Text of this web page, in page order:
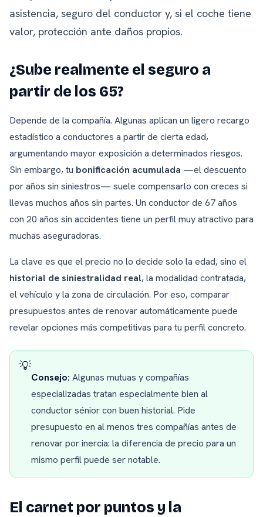
asistencia, seguro del conductor y, si el coche tiene
valor, protección ante daños propios.
¿Sube realmente el seguro a
partir de los 65?
Depende de la compañía. Algunas aplican un ligero recargo
estadístico a conductores a partir de cierta edad,
argumentando mayor exposición a determinados riesgos.
Sin embargo, tu bonificación acumulada —el descuento
por años sin siniestros— suele compensarlo con creces si
llevas muchos años sin partes. Un conductor de 67 años
con 20 años sin accidentes tiene un perfil muy atractivo para
muchas aseguradoras.
La clave es que el precio no lo decide solo la edad, sino el
historial de siniestralidad real, la modalidad contratada,
el vehículo y la zona de circulación. Por eso, comparar
presupuestos antes de renovar automáticamente puede
revelar opciones más competitivas para tu perfil concreto.
💡
Consejo: Algunas mutuas y compañías
especializadas tratan especialmente bien al
conductor sénior con buen historial. Pide
presupuesto en al menos tres compañías antes de
renovar por inercia: la diferencia de precio para un
mismo perfil puede ser notable.
El carnet por puntos y la